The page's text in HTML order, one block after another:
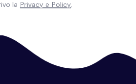
la Privacy e Policy.